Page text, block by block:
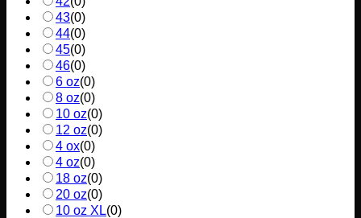
43(0)
44(0)
45(0)
46(0)
6 oz(0)
8 oz(0)
10 oz(0)
12 oz(0)
4 ox(0)
4 oz(0)
18 oz(0)
20 oz(0)
10 oz XL(0)